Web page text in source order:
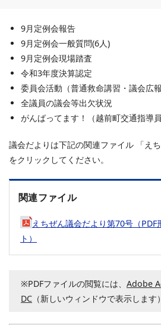
9月定例会報告
9月定例会一般質問(6人)
9月定例会現場踏査
令和3年度決算認定
委員会活動（普通救命講習・議会広
全議員の議会等出欠状況
がんばってます！（越前町交通指導
議会だよりは下記の関連ファイル 「え
をクリックしてください。
関連ファイル
えちぜん議会だより第70号（PDF
ト）
※PDFファイルの閲覧には、 Adobe
DC （新しいウィンドウで表示します